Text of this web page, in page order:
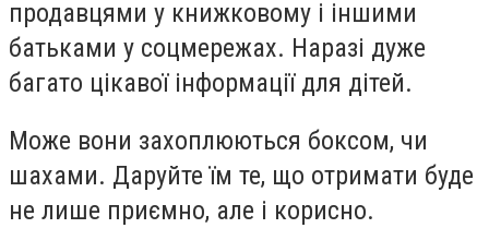
продавцями у книжковому і іншими
батьками у соцмережах. Наразі дуже
багато цікавої інформації для дітей.
Може вони захоплюються боксом, чи
шахами. Даруйте їм те, що отримати буде
не лише приємно, але і корисно.